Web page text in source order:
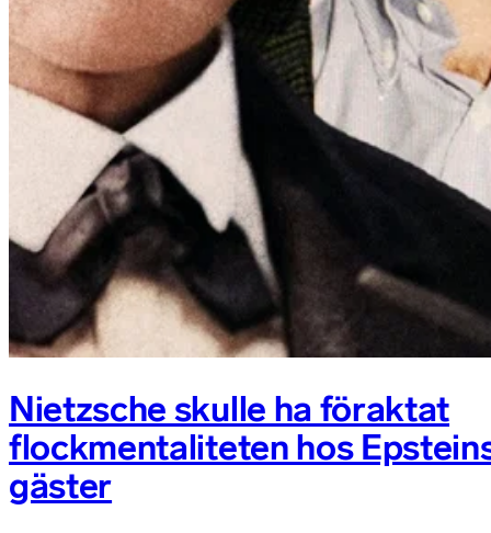
Nietzsche skulle ha föraktat
flockmentaliteten hos
gäster